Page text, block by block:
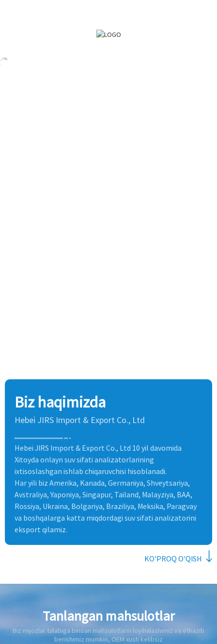
Biz haqimizda
Hebei JIRS Import & Export Co., Ltd
Hebei JIRS Import & Export Co., Ltd 10 yil davomida
Xitoyda onlayn suv sifati analizatorlarining
ixtisoslashgan ishlab chiqaruvchisi hisoblanadi.
Har yili biz Amerika, Kanada, Germaniya, Shveytsariya,
Avstraliya, Yaponiya, Singapur, Tailand, Malayziya, BAA,
Rossiya, Ukraina, Bolgariya, Braziliya, Meksika, Paragvay
va boshqalarga katta miqdordagi suv sifati analizatorini
eksport qilamiz.
KO'PROQ O'QISH
Tanlangan mahsulotlar
Biz mijozlar talabiga binoan mahsulotlarni loyihalashimiz va etkazib
berishimiz mumkin, OEM xush kelibsiz